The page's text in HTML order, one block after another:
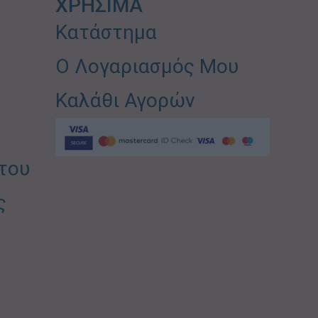
ΧΡΗΣΙΜΑ
Κατάστημα
Ο Λογαριασμός Μου
Καλάθι Αγορών